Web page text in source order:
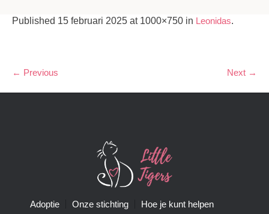
Published 15 februari 2025 at 1000×750 in Leonidas.
← Previous Next →
Adoptie Onze stichting Hoe je kunt helpen